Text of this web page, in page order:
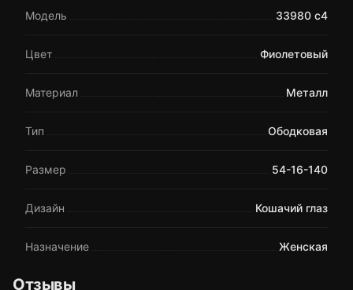
Модель 33980 c4
Цвет Фиолетовый
Материал Металл
Тип Ободковая
Размер 54-16-140
Дизайн Кошачий глаз
Назначение Женская
Отзывы